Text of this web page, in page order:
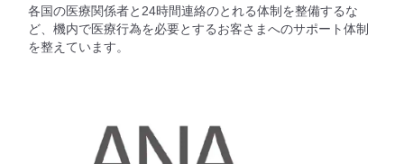
各国の医療関係者と24時間連絡のとれる体制を整備するな
ど、機内で医療行為を必要とするお客さまへのサポート体制
を整えています。